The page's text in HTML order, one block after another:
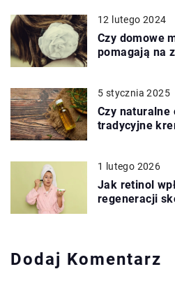
12 lutego 2024
Czy domowe
pomagają na
5 stycznia 2025
Czy naturalne
tradycyjne
1 lutego 2026
Jak retinol
regeneracji
Dodaj Komentarz